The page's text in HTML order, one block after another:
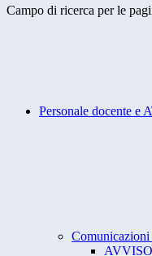
Campo di ricerca per le
Personale docente e
AVVISO